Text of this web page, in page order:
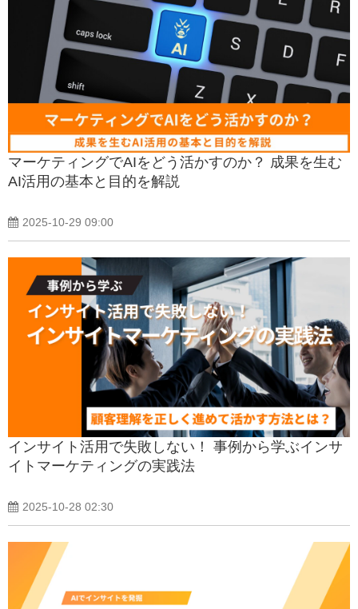
マーケティングでAIをどう活かすのか？ 成果を生む
AI活用の基本と目的を解説
2025-10-29 09:00
インサイト活用で失敗しない！ 事例から学ぶインサ
イトマーケティングの実践法
2025-10-28 02:30